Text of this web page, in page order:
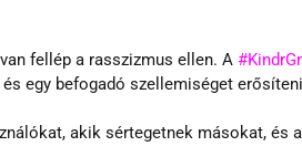
fellép a rasszizmus ellen. A
egy befogadó szellemiséget
akik sértegetnek másokat, és